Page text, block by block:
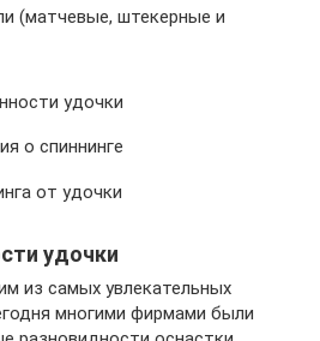
(матчевые, штекерные и
удочки
о спиннинге
от удочки
удочки
из самых увлекательных
многими фирмами были